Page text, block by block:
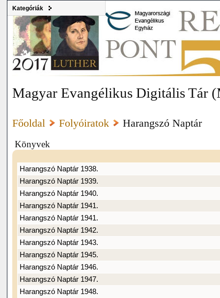
Kategóriák
Magyar Evangélikus Digitális Tár
Főoldal Folyóiratok Harangszó Naptár
Könyvek
Harangszó Naptár 1938.
Harangszó Naptár 1939.
Harangszó Naptár 1940.
Harangszó Naptár 1941.
Harangszó Naptár 1941.
Harangszó Naptár 1942.
Harangszó Naptár 1943.
Harangszó Naptár 1945.
Harangszó Naptár 1946.
Harangszó Naptár 1947.
Harangszó Naptár 1948.